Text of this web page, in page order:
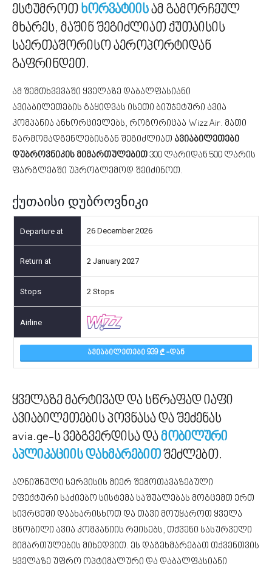
ესტუმროთ ხორვატიისამ გამორჩეულ
მხარეს, მაშინ შეგიძლიათ ქუთაისის
საერთაშორისო აეროპორტიდან
გაფრინდეთ.
ამ შემთხვევაში ყველაზე დაბალფასიანი
ავიაბილეთების გაყიდვას ისეთი ბიუჯეტური ავია
კომპანია ანხორციელებს, როგორიცაა Wizz Air. მათი
წარმომადგენლებისგან შეგიძლიათ ავიაბილეთები
დუბროვნიკის მიმართულებით300 ლარიდან 500 ლარის
ფარგლებში უპრობლემოდ შეიძინოთ.
ქუთაისი დუბროვნიკი
26 December 2026
2 January 2027
2 Stops
ᲐᲕᲘᲐᲑᲘᲚᲔᲗᲔᲑᲘ 939 -ᲓᲐᲜ
ყველაზე მარტივად და სწრაფადიაფი
ავიაბილეთების პოვნასა და შეძენას
avia.ge-ს ვებგვერდისა დამობილური
აპლიკაციის დახმარებითშეძლებთ.
აღნიშნული სერვისის მიერ შემოთავაზებული
ეფექტური საძიებო სისტემა საშუალებას მოგცემთ ერთ
სივრცეში დაახარისხოთ და თავი მოუყაროთ ყველა
ცნობილი ავია კომპანიის რეისებს, თქვენი სასურველი
მიმართულების მიხედვით. ეს დაგეხმარებათ თქვენთვის
ყველაზე უფრო ოპტიმალური და დაბალფასიანი